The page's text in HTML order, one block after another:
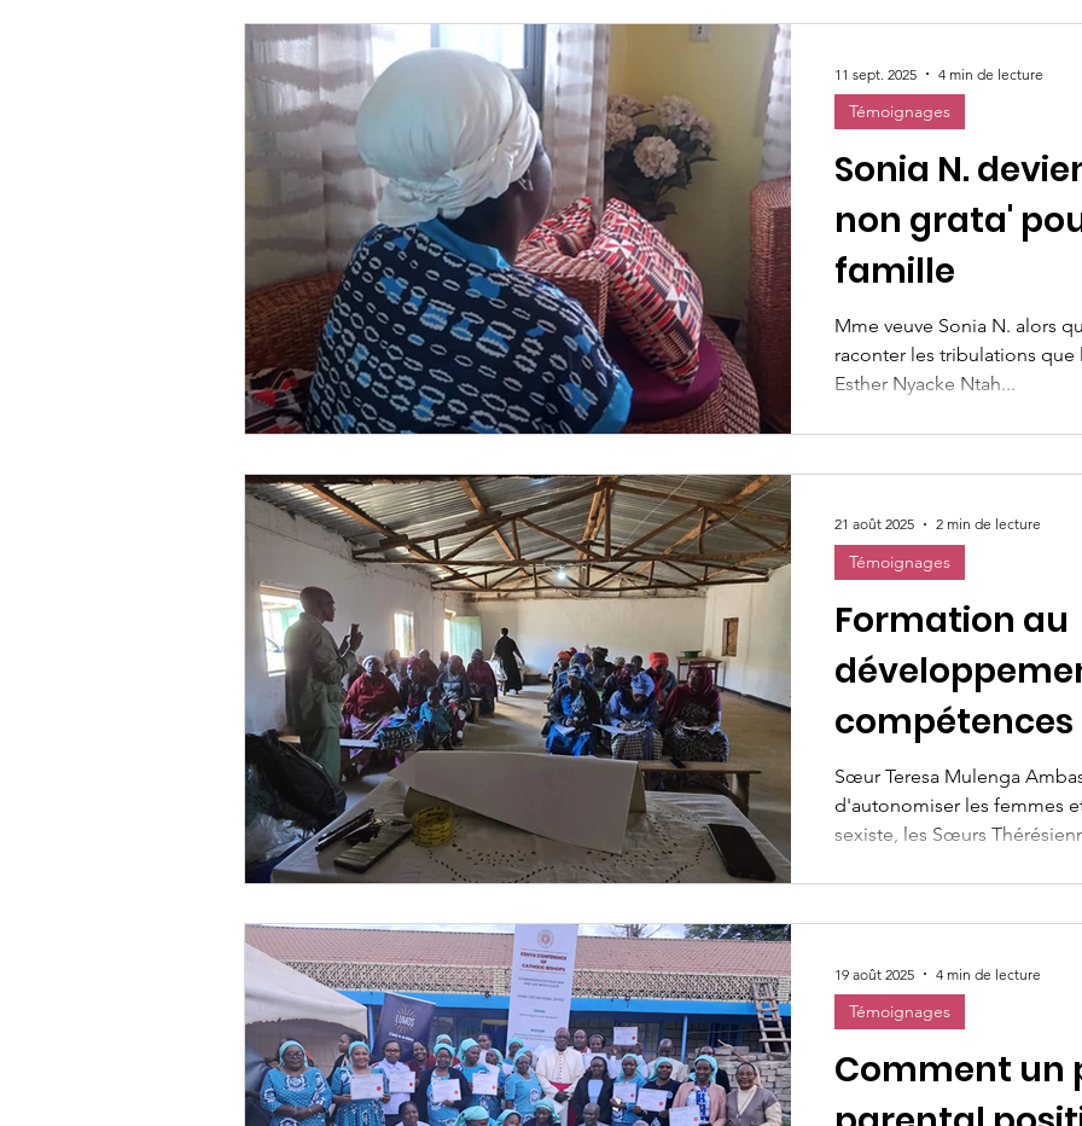
Sonia N.
non grata'
famille
Mme veuve Sonia N. alors
raconter les tribulations
Esther Nyacke Ntah...
Témoignages
11 sept. 2025 4 min de lecture
Formation au
de réfugiés
Sœur Teresa Mulenga
d'autonomiser les femmes
sexiste, les Sœurs
Témoignages
21 août 2025 2 min de lecture
Comment un
Témoignages
19 août 2025 4 min de lecture